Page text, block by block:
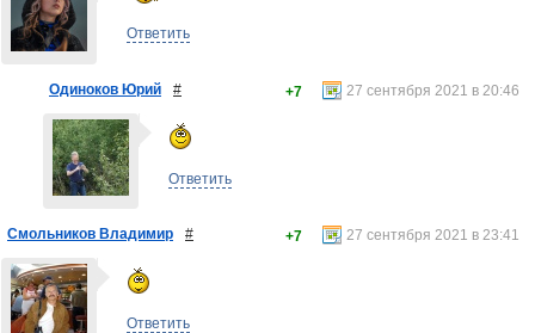
Ответить
Одиноков Юрий # 27 сентября 2021 в 20:46
+7
Ответить
Смольников Владимир # 27 сентября 2021 в 23:41
+7
Ответить